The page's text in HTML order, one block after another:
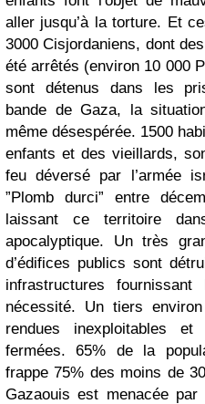
aller jusqu’à la torture. Et
3000 Cisjordaniens, dont
été arrêtés (environ 10 000
sont détenus dans les
bande de Gaza, la
même désespérée. 1500
enfants et des vieillards,
feu déversé par l’armée
”Plomb durci” entre
laissant ce territoire
apocalyptique. Un très
d’édifices publics sont
infrastructures
nécessité. Un tiers
rendues inexploitables
fermées. 65% de la
frappe 75% des moins de
Gazaouis est menacée